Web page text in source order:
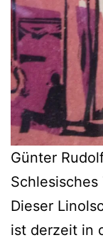
Günter
Schlesisches
Dieser
ist derzeit in